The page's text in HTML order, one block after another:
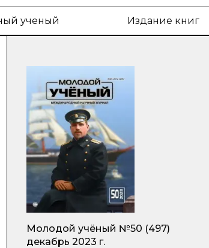
ученый Издание книг
Молодой учёный №50 (497)
декабрь 2023 г.